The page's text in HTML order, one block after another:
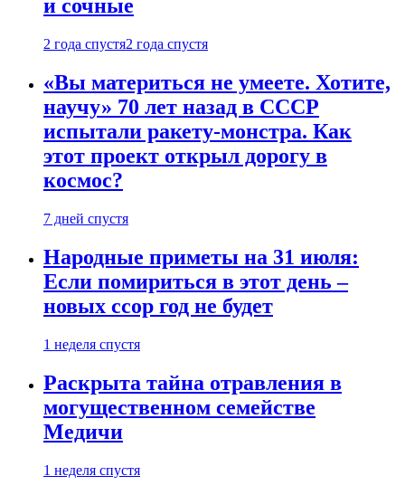
и сочные
2 года спустя2 года спустя
«Вы материться не умеете. Хотите,
научу» 70 лет назад в СССР
испытали ракету-монстра. Как
этот проект открыл дорогу в
космос?
7 дней спустя
Народные приметы на 31 июля:
Если помириться в этот день –
новых ссор год не будет
1 неделя спустя
Раскрыта тайна отравления в
могущественном семействе
Медичи
1 неделя спустя